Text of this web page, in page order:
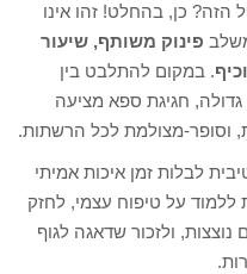
הזה? כן, בהחלט! זהו אינו
פינוק משותף, שיעור
. במקום להתלבט בין
חגיגת ספא מציעה
וסופר-מצולמת לכל הרשתות.
לבלות זמן איכות אמיתי
ללמוד על טיפוח עצמי, לחזק
נוצצות, ולזכור שדאגה לגוף